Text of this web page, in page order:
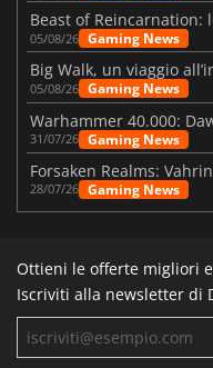
05/08/26 Gaming News
Big Walk, un viaggio
05/08/26 Gaming News
31/07/26 Gaming News
28/07/26 Gaming News
Ottieni le offerte migliori
Iscriviti alla newsletter di